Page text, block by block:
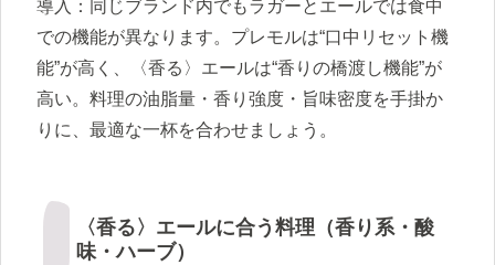
導入：同じブランド内でもラガーとエールでは食中
での機能が異なります。プレモルは“口中リセット機
能”が高く、〈香る〉エールは“香りの橋渡し機能”が
高い。料理の油脂量・香り強度・旨味密度を手掛か
りに、最適な一杯を合わせましょう。
〈香る〉エールに合う料理（香り系・酸
味・ハーブ）